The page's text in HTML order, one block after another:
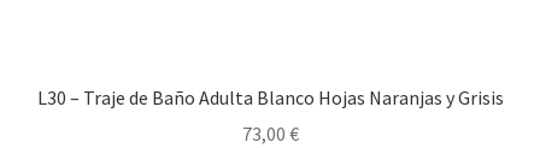
L30 – Traje de Baño Adulta Blanco Hojas Naranjas y Grisis
73,00 €